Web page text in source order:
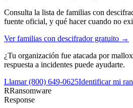
Consulta la lista de familias con
fuente oficial, y qué hacer cuando no
Ver familias con descifrador gratuito →
¿Tu organización fue atacada pormallox
respuesta a incidentes puede ayudarte.
Llamar(800) 649-0625Identificar mi
RRansomware
Response